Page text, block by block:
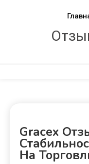
Gracex
На